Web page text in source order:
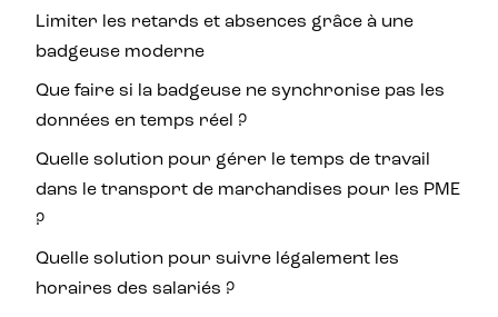
Limiter les retards et absences grâce à une
badgeuse moderne
Que faire si la badgeuse ne synchronise pas les
données en temps réel ?
Quelle solution pour gérer le temps de travail
dans le transport de marchandises pour les PME
?
Quelle solution pour suivre légalement les
horaires des salariés ?